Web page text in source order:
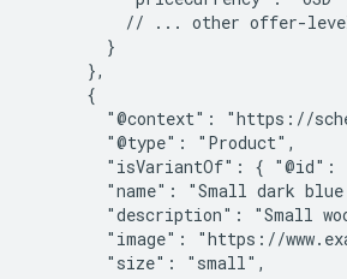
// ... other offer-
        }
      },
      {
"@context": "https://
        "@type": "Product",
"isVariantOf": { "@id":
"name": "Small dark blue
"description": "Small
"image": "https://
        "size": "small",